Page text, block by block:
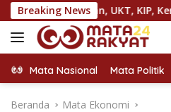
Langsung
ke
konten
Breaking News
UKT, KIP, Kerja Sama Mitra
Mata Nasional Mata Politik
Beranda Mata Ekonomi